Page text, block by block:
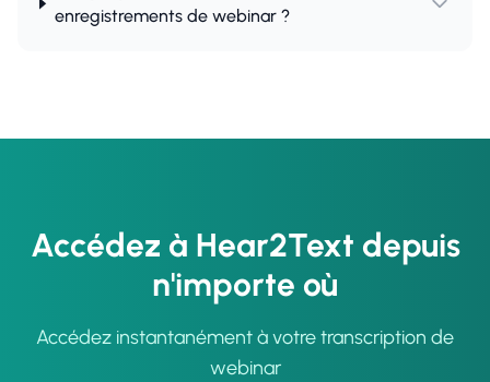
enregistrements de webinar ?
Accédez à Hear2Text depuis
n'importe où
Accédez instantanément à votre transcription de
webinar